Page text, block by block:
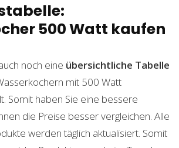
500 Watt kaufen
noch eine übersichtliche Tabelle
mit 500 Watt
Somit haben Sie eine bessere
die Preise besser vergleichen. Alle
werden täglich aktualisiert. Somit